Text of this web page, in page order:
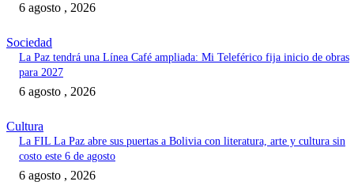
6 agosto , 2026
Sociedad
La Paz tendrá una Línea Café ampliada: Mi Teleférico fija inicio de obras
para 2027
6 agosto , 2026
Cultura
La FIL La Paz abre sus puertas a Bolivia con literatura, arte y cultura sin
costo este 6 de agosto
6 agosto , 2026